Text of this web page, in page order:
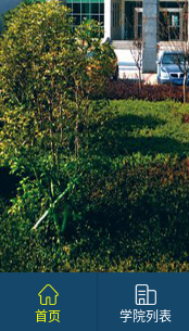
首页 学院列表